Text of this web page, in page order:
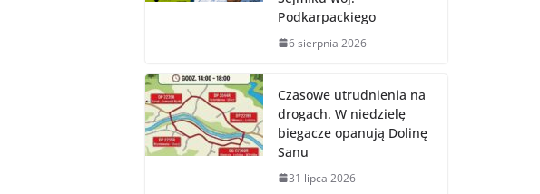
Podkarpackiego
6 sierpnia 2026
Czasowe utrudnienia na
drogach. W niedzielę
biegacze opanują Dolinę
Sanu
31 lipca 2026